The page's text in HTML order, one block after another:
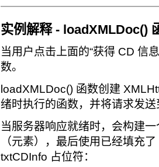
实例解释 - loadXMLDoc()
当用户点击上面的“获得 CD 信
数。
loadXMLDoc() 函数创建
绪时执行的函数，并将请求发
当服务器响应就绪时，会构建
（元素），最后使用已经填充
txtCDInfo 占位符：